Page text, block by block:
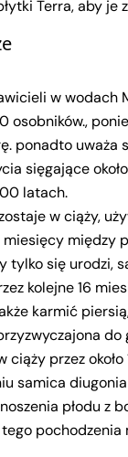
Terra, aby je
w wodach
osobników.,
ponadto uważa
sięgające
latach.
w ciąży,
miesięcy między
tylko się urodzi,
kolejne 16
karmić
do
przez około
samica
płodu z
pochodzenia